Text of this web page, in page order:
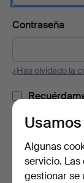
Contraseña
¿Has olvidado la
o
Algunas
servicio. Las
gestionar se